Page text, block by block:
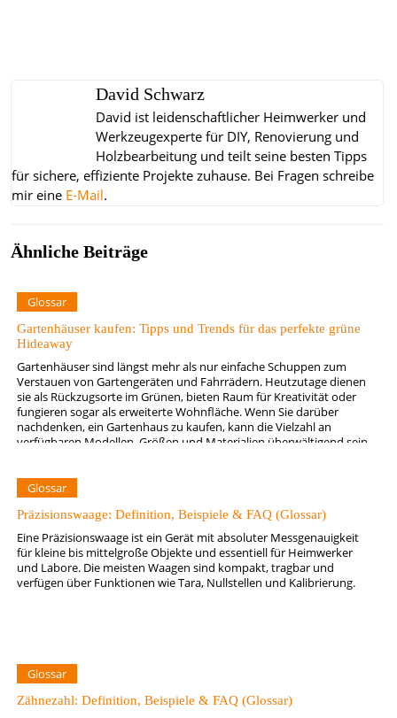
David Schwarz
David ist leidenschaftlicher Heimwerker und
Werkzeugexperte für DIY, Renovierung und
Holzbearbeitung und teilt seine besten Tipps
für sichere, effiziente Projekte zuhause. Bei Fragen schreibe
mir eine E-Mail.
Ähnliche Beiträge
Glossar
Gartenhäuser kaufen: Tipps und Trends für das perfekte grüne
Hideaway
Gartenhäuser sind längst mehr als nur einfache Schuppen zum
Verstauen von Gartengeräten und Fahrrädern. Heutzutage dienen
sie als Rückzugsorte im Grünen, bieten Raum für Kreativität oder
fungieren sogar als erweiterte Wohnfläche. Wenn Sie darüber
nachdenken, ein Gartenhaus zu kaufen, kann die Vielzahl an
verfügbaren Modellen, Größen und Materialien überwältigend sein.
Glossar
Präzisionswaage: Definition, Beispiele & FAQ (Glossar)
Eine Präzisionswaage ist ein Gerät mit absoluter Messgenauigkeit
für kleine bis mittelgroße Objekte und essentiell für Heimwerker
und Labore. Die meisten Waagen sind kompakt, tragbar und
verfügen über Funktionen wie Tara, Nullstellen und Kalibrierung.
Glossar
Zähnezahl: Definition, Beispiele & FAQ (Glossar)